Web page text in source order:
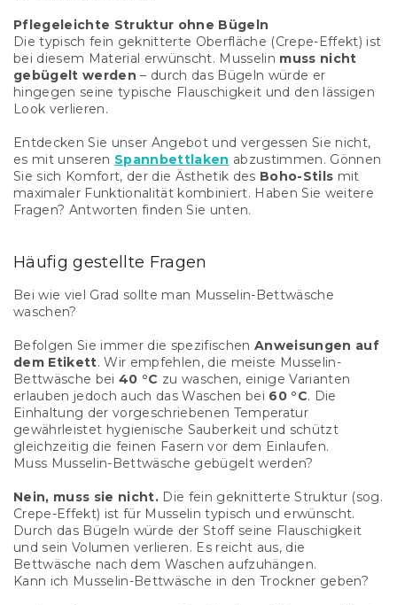
Pflegeleichte Struktur ohne Bügeln
Die typisch fein geknitterte Oberfläche (Crepe-Effekt) ist
bei diesem Material erwünscht. Musselin muss nicht
gebügelt werden – durch das Bügeln würde er
hingegen seine typische Flauschigkeit und den lässigen
Look verlieren.
Entdecken Sie unser Angebot und vergessen Sie nicht,
es mit unseren Spannbettlaken abzustimmen. Gönnen
Sie sich Komfort, der die Ästhetik des Boho-Stils mit
maximaler Funktionalität kombiniert. Haben Sie weitere
Fragen? Antworten finden Sie unten.
Häufig gestellte Fragen
Bei wie viel Grad sollte man Musselin-Bettwäsche
waschen?
Befolgen Sie immer die spezifischen Anweisungen auf
dem Etikett. Wir empfehlen, die meiste Musselin-
Bettwäsche bei40 °C zu waschen, einige Varianten
erlauben jedoch auch das Waschen bei 60 °C. Die
Einhaltung der vorgeschriebenen Temperatur
gewährleistet hygienische Sauberkeit und schützt
gleichzeitig die feinen Fasern vor dem Einlaufen.
Muss Musselin-Bettwäsche gebügelt werden?
Nein, muss sie nicht. Die fein geknitterte Struktur (sog.
Crepe-Effekt) ist für Musselin typisch und erwünscht.
Durch das Bügeln würde der Stoff seine Flauschigkeit
und sein Volumen verlieren. Es reicht aus, die
Bettwäsche nach dem Waschen aufzuhängen.
Kann ich Musselin-Bettwäsche in den Trockner geben?